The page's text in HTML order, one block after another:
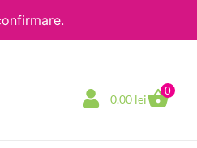
0.00 lei
0